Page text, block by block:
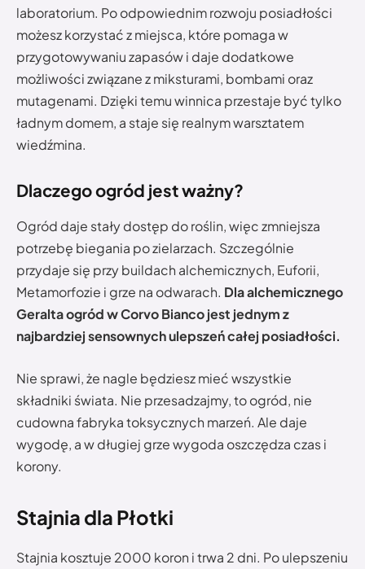
laboratorium. Po odpowiednim rozwoju posiadłości
możesz korzystać z miejsca, które pomaga w
przygotowywaniu zapasów i daje dodatkowe
możliwości związane z miksturami, bombami oraz
mutagenami. Dzięki temu winnica przestaje być tylko
ładnym domem, a staje się realnym warsztatem
wiedźmina.
Dlaczego ogród jest ważny?
Ogród daje stały dostęp do roślin, więc zmniejsza
potrzebę biegania po zielarzach. Szczególnie
przydaje się przy buildach alchemicznych, Euforii,
Metamorfozie i grze na odwarach. Dla alchemicznego
Geralta ogród w Corvo Bianco jest jednym z
najbardziej sensownych ulepszeń całej posiadłości.
Nie sprawi, że nagle będziesz mieć wszystkie
składniki świata. Nie przesadzajmy, to ogród, nie
cudowna fabryka toksycznych marzeń. Ale daje
wygodę, a w długiej grze wygoda oszczędza czas i
korony.
Stajnia dla Płotki
Stajnia kosztuje 2000 koron i trwa 2 dni. Po ulepszeniu